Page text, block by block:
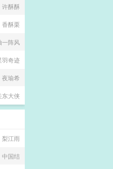
许酥酥
香酥栗
一阵风
羽奇迹
夜瑜希
东大侠
梨江雨
中国结